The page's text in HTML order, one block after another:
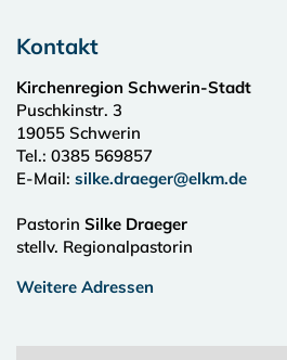
Kontakt
Kirchenregion Schwerin-Stadt
Puschkinstr. 3
19055 Schwerin
Tel.: 0385 569857
E-Mail: silke.draeger@elkm.de
Pastorin Silke Draeger
stellv. Regionalpastorin
Weitere Adressen